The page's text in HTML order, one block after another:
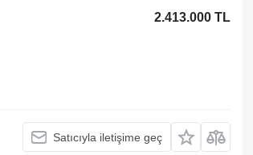
2.413.000 TL
Satıcıyla iletişime geç